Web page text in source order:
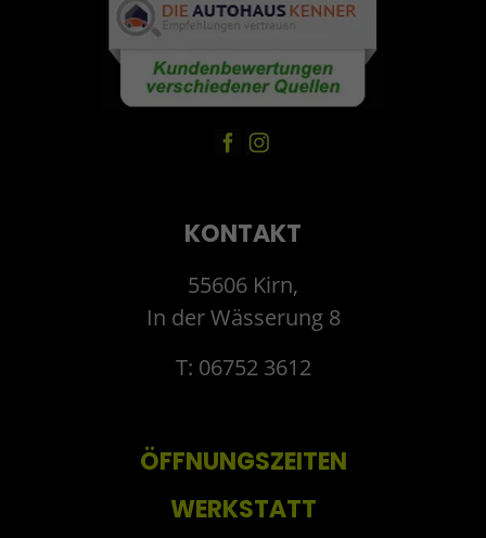
KONTAKT
55606 Kirn,
In der Wässerung 8
T: 06752 3612
ÖFFNUNGSZEITEN
WERKSTATT